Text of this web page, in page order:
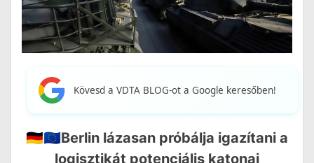
Kövesd a VDTA BLOG-ot a Google keresőben!
🇩🇪🇪🇺Berlin lázasan próbálja igazítani a
logisztikát potenciális katonai